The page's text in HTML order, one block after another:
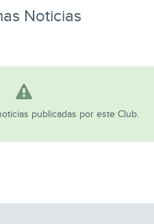
Noticias
publicadas por este Club.